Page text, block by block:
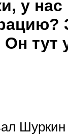
у
тут
Шуркин